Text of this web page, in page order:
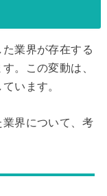
業界が存在する
。この変動は、
います。
界について、考